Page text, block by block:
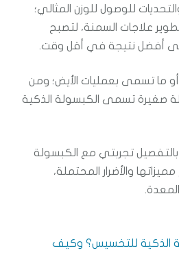
للوصول للوزن المثالي؛
علاجات السمنة، لتصبح
أفضل نتيجة في أقل وقت.
ما تسمى بعمليات الأيض؛ ومن
صغيرة تسمى الكبسولة الذكية
تجربتي مع الكبسولة
والأضرار المحتملة،
الذكية للتخسيس؟ وكيف